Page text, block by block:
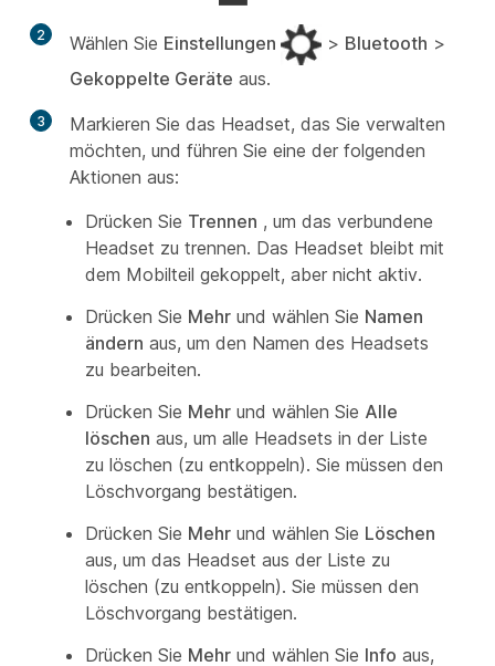
2 Wählen Sie Einstellungen > Bluetooth >
Gekoppelte Geräte aus.
3
Markieren Sie das Headset, das Sie verwalten
möchten, und führen Sie eine der folgenden
Aktionen aus:
Drücken Sie Trennen , um das verbundene
Headset zu trennen. Das Headset bleibt mit
dem Mobilteil gekoppelt, aber nicht aktiv.
Drücken Sie Mehr und wählen Sie Namen
ändern aus, um den Namen des Headsets
zu bearbeiten.
Drücken Sie Mehr und wählen Sie Alle
löschen aus, um alle Headsets in der Liste
zu löschen (zu entkoppeln). Sie müssen den
Löschvorgang bestätigen.
Drücken Sie Mehr und wählen Sie Löschen
aus, um das Headset aus der Liste zu
löschen (zu entkoppeln). Sie müssen den
Löschvorgang bestätigen.
Drücken Sie Mehr und wählen Sie Info aus,